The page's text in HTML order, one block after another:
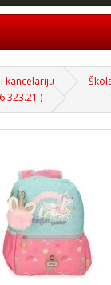
kancelariju
)